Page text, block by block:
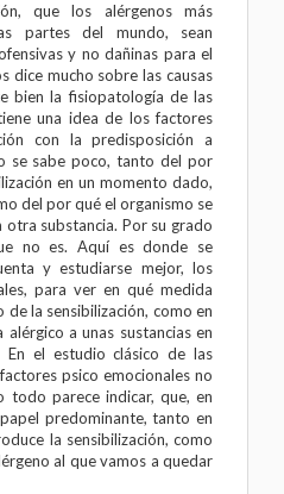
que los alérgenos más
partes del mundo, sean
y no dañinas para el
dice mucho sobre las causas
bien la fisiopatología de las
una idea de los factores
con la predisposición a
se sabe poco, tanto del por
en un momento dado,
del por qué el organismo se
otra substancia. Por su grado
no es. Aquí es donde se
y estudiarse mejor, los
para ver en qué medida
la sensibilización, como en
a unas sustancias en
el estudio clásico de las
psico emocionales no
todo parece indicar, que, en
predominante, tanto en
la sensibilización, como
al que vamos a quedar